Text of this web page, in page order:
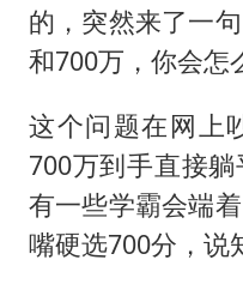
的，突然来了一
和700万，你会怎
这个问题在网上
700万到手直接
有一些学霸会端
嘴硬选700分，说